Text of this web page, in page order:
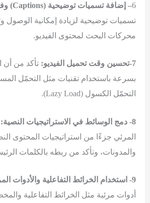
6– إضافة تسميات توضيحية (Captions) وفهرسة:
تسميات توضيحية لزيادة إمكانية الوصول
محركات البحث لمحتوى الفيديو.
7-تحسين وقت تحميل الفيديو:
تأكد من أن
التحمّل الكسول (Lazy Load).
8- دمج الوسائط في الاستراتيجيات النصية:
المرئي جزءًا من استراتيجيات المحتوى
والمدونات، وتأكد من ربطه بالكلمات
9- استخدام الخرائط التفاعلية والأدوات المرئية:
أدوات مرئية مثل الخرائط التفاعلية